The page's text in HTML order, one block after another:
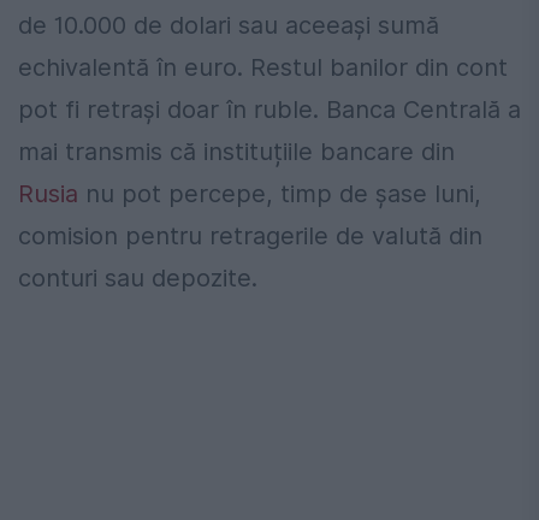
de 10.000 de dolari sau aceeași sumă
echivalentă în euro. Restul banilor din cont
pot fi retrași doar în ruble. Banca Centrală a
mai transmis că instituțiile bancare din
Rusia nu pot percepe, timp de șase luni,
comision pentru retragerile de valută din
conturi sau depozite.